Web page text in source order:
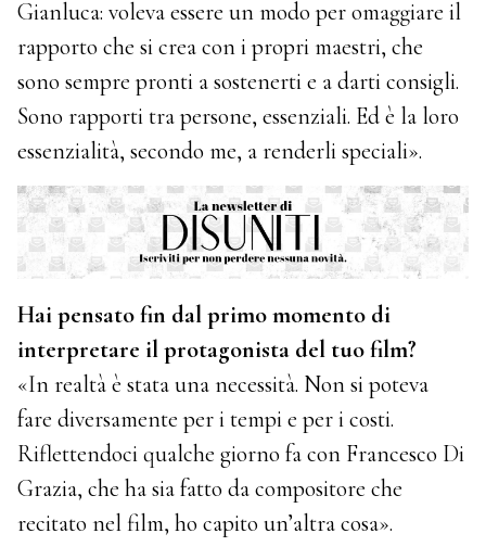
Gianluca: voleva essere un modo per omaggiare il
rapporto che si crea con i propri maestri, che
sono sempre pronti a sostenerti e a darti consigli.
Sono rapporti tra persone, essenziali. Ed è la loro
essenzialità, secondo me, a renderli speciali».
Hai pensato fin dal primo momento di
interpretare il protagonista del tuo film?
«In realtà è stata una necessità. Non si poteva
fare diversamente per i tempi e per i costi.
Riflettendoci qualche giorno fa con Francesco Di
Grazia, che ha sia fatto da compositore che
recitato nel film, ho capito un’altra cosa».